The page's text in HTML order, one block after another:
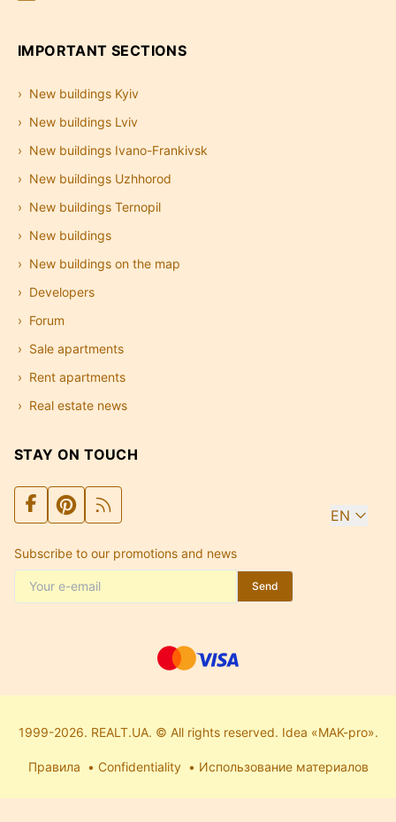
IMPORTANT SECTIONS
New buildings Kyiv
New buildings Lviv
New buildings Ivano-Frankivsk
New buildings Uzhhorod
New buildings Ternopil
New buildings
New buildings on the map
Developers
Forum
Sale apartments
Rent apartments
Real estate news
STAY ON TOUCH
EN
Subscribe to our promotions and news
Send
1999-2026. REALT.UA. © All rights reserved. Idea «MAK-pro».
Правила Confidentiality Использование материалов